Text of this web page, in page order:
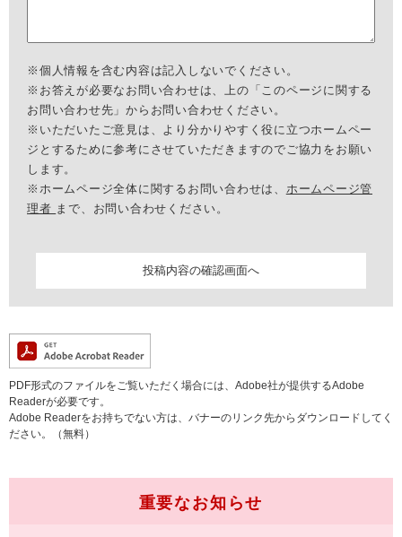
※個人情報を含む内容は記入しないでください。
※お答えが必要なお問い合わせは、上の「このページに関する
お問い合わせ先」からお問い合わせください。
※いただいたご意見は、より分かりやすく役に立つホームペー
ジとするために参考にさせていただきますのでご協力をお願い
します。
※ホームページ全体に関するお問い合わせは、 ホームページ管
理者 まで、お問い合わせください。
PDF形式のファイルをご覧いただく場合には、Adobe社が提供するAdobe
Readerが必要です。
Adobe Readerをお持ちでない方は、バナーのリンク先からダウンロードしてく
ださい。（無料）
重要なお知らせ